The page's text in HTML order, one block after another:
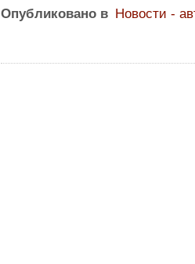
Опубликовано в Новости -